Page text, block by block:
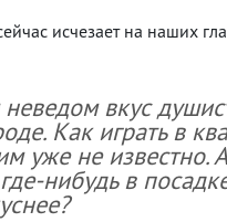
исчезает на наших
вкус
Как играть в
уже не известно.
нибудь в